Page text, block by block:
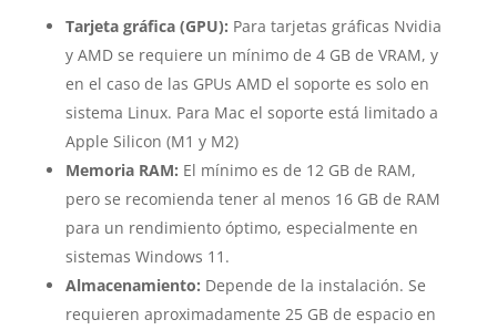
Tarjeta gráfica (GPU): Para tarjetas gráficas Nvidia
y AMD se requiere un mínimo de 4 GB de VRAM, y
en el caso de las GPUs AMD el soporte es solo en
sistema Linux. Para Mac el soporte está limitado a
Apple Silicon (M1 y M2)
Memoria RAM: El mínimo es de 12 GB de RAM,
pero se recomienda tener al menos 16 GB de RAM
para un rendimiento óptimo, especialmente en
sistemas Windows 11.
Almacenamiento: Depende de la instalación. Se
requieren aproximadamente 25 GB de espacio en